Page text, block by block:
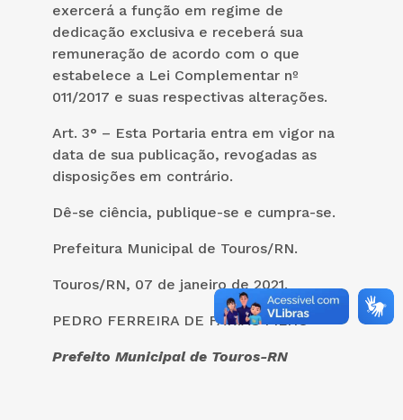
exercerá a função em regime de
dedicação exclusiva e receberá sua
remuneração de acordo com o que
estabelece a Lei Complementar nº
011/2017 e suas respectivas alterações.
Art. 3° – Esta Portaria entra em vigor na
data de sua publicação, revogadas as
disposições em contrário.
Dê-se ciência, publique-se e cumpra-se.
Prefeitura Municipal de Touros/RN.
Touros/RN, 07 de janeiro de 2021.
PEDRO FERREIRA DE FARIAS FILHO
Prefeito Municipal de Touros-RN